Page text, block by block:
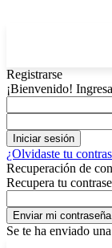
Registrarse
¡Bienvenido!
¿Olvidaste tu
Recuperación de
Recupera tu
Se te ha enviado